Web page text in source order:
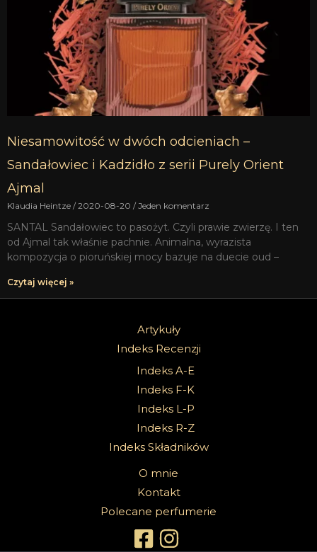
Niesamowitość w dwóch odcieniach –
Sandałowiec i Kadzidło z serii Purely Orient
Ajmal
Klaudia Heintze 2020-08-20 Jeden komentarz
SANTAL Sandałowiec to pasożyt. Czyli prawie zwierzę. I ten
od Ajmal tak właśnie pachnie. Animalna, wyrazista
kompozycja o pioruńskiej mocy bazuje na duecie oud –
Czytaj więcej »
Artykuły
Indeks Recenzji
Indeks A-E
Indeks F-K
Indeks L-P
Indeks R-Z
Indeks Składników
O mnie
Kontakt
Polecane perfumerie